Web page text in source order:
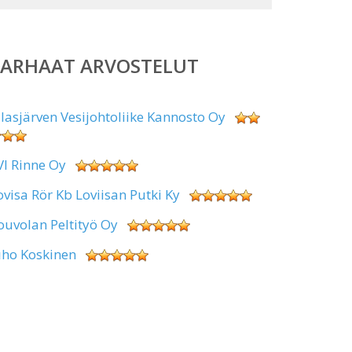
ARVOSTELUT
Vesijohtoliike Kannosto Oy
Rinne Oy
Rör Kb Loviisan Putki Ky
Peltityö Oy
Koskinen